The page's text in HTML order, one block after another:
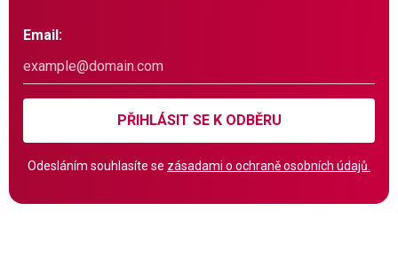
Email:
PŘIHLÁSIT SE K ODBĚRU
Odesláním souhlasíte se zásadami o ochraně osobních údajů.